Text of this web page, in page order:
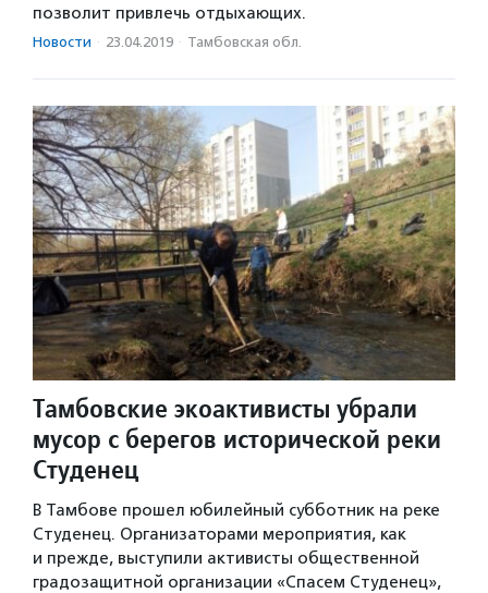
позволит привлечь отдыхающих.
Новости · 23.04.2019 · Тамбовская обл.
Тамбовские экоактивисты убрали
мусор с берегов исторической реки
Студенец
В Тамбове прошел юбилейный субботник на реке
Студенец. Организаторами мероприятия, как
и прежде, выступили активисты общественной
градозащитной организации «Спасем Студенец»,